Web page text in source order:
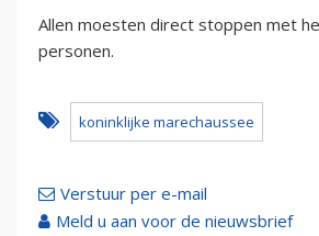
Allen moesten direct stoppen met
personen.
koninklijke marechaussee
Verstuur per e-mail
Meld u aan voor de nieuwsbrief